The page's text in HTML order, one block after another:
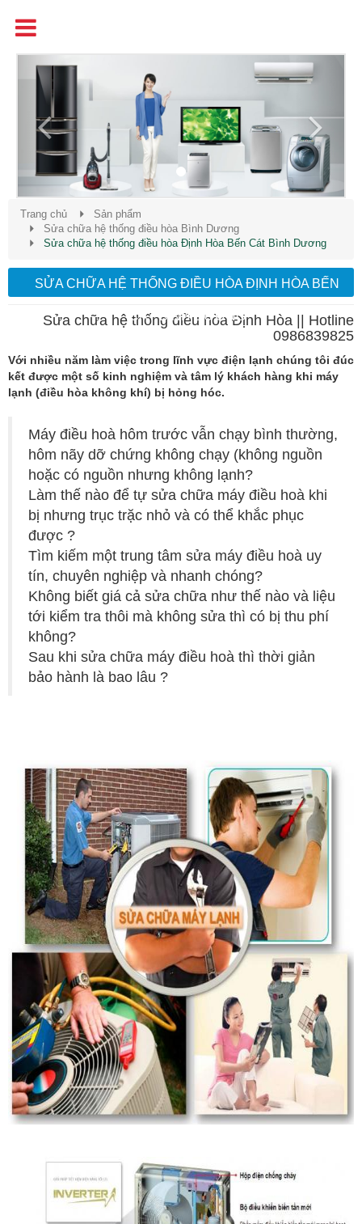
Previous
Trang chủ
Sản phẩm
Sửa chữa hệ thống điều hòa Bình Dương
Sửa chữa hệ thống điều hòa Định Hòa Bến Cát Bình Dương
SỬA CHỮA HỆ THỐNG ĐIỀU HÒA ĐỊNH HÒA BẾN
CÁT BÌNH DƯƠNG
Sửa chữa hệ thống điều hòa Định Hòa || Hotline
0986839825
Với nhiều năm làm việc trong lĩnh vực điện lạnh chúng tôi đúc
kết được một số kinh nghiệm và tâm lý khách hàng khi máy
lạnh (điều hòa không khí) bị hỏng hóc.
Máy điều hoà hôm trước vẫn chạy bình thường,
hôm nãy dỡ chứng không chạy (không nguồn
hoặc có nguồn nhưng không lạnh?
Làm thế nào để tự sửa chữa máy điều hoà khi
bị nhưng trục trặc nhỏ và có thể khắc phục
được ?
Tìm kiếm một trung tâm sửa máy điều hoà uy
tín, chuyên nghiệp và nhanh chóng?
Không biết giá cả sửa chữa như thế nào và liệu
tới kiểm tra thôi mà không sửa thì có bị thu phí
không?
Sau khi sửa chữa máy điều hoà thì thời giản
bảo hành là bao lâu ?